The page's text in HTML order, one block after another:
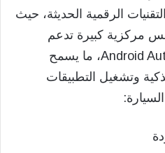
الرقمية الحديثة، حيث
مركزية كبيرة تدعم
نظامي Apple CarPlay وAndroid Auto، ما يسمح
وتشغيل التطبيقات